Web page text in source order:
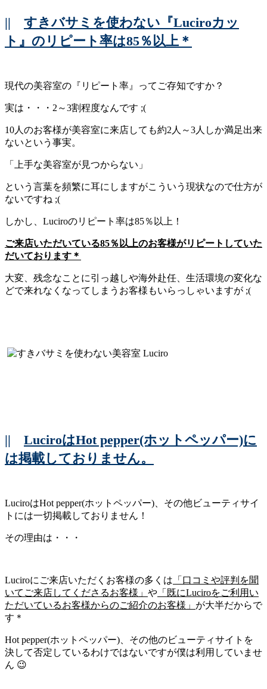
|| すきバサミを使わない『Luciroカッ
ト』のリピート率は85％以上＊
現代の美容室の『リピート率』ってご存知ですか？
実は・・・2～3割程度なんです ;(
10人のお客様が美容室に来店しても約2人～3人しか満足出来
ないという事実。
「上手な美容室が見つからない」
という言葉を頻繁に耳にしますがこういう現状なので仕方が
ないですね ;(
しかし、Luciroのリピート率は85％以上！
ご来店いただいている85％以上のお客様がリピートしていた
だいております＊
大変、残念なことに引っ越しや海外赴任、生活環境の変化な
どで来れなくなってしまうお客様もいらっしゃいますが ;(
|| LuciroはHot pepper(ホットペッパー)に
は掲載しておりません。
LuciroはHot pepper(ホットペッパー)、その他ビューティサイ
トには一切掲載しておりません！
その理由は・・・
Luciroにご来店いただくお客様の多くは 「口コミや評判を聞
いてご来店してくださるお客様」 や 「既にLuciroをご利用い
ただいているお客様からのご紹介のお客様」 が大半だからで
す＊
Hot pepper(ホットペッパー)、その他のビューティサイトを
決して否定しているわけではないですが僕は利用していませ
ん 😉